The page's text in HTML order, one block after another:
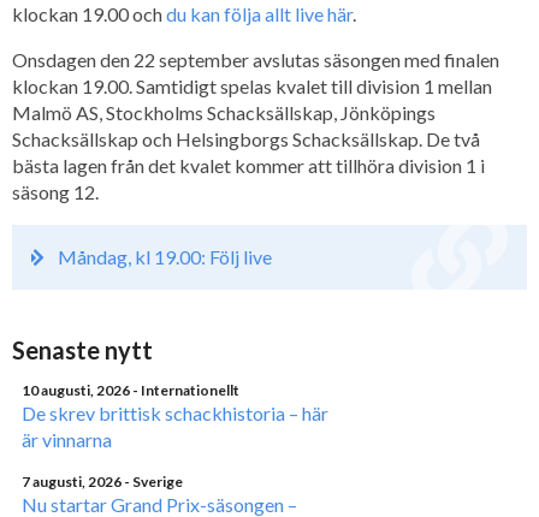
klockan 19.00 ochdu kan följa allt live här.
Onsdagen den 22 september avslutas säsongen med finalen
klockan 19.00. Samtidigt spelas kvalet till division 1 mellan
Malmö AS, Stockholms Schacksällskap, Jönköpings
Schacksällskap och Helsingborgs Schacksällskap. De två
bästa lagen från det kvalet kommer att tillhöra division 1 i
säsong 12.
Måndag, kl 19.00: Följ live
Senaste nytt
10 augusti, 2026 - Internationellt
De skrev brittisk schackhistoria – här
är vinnarna
7 augusti, 2026 - Sverige
Nu startar Grand Prix-säsongen –